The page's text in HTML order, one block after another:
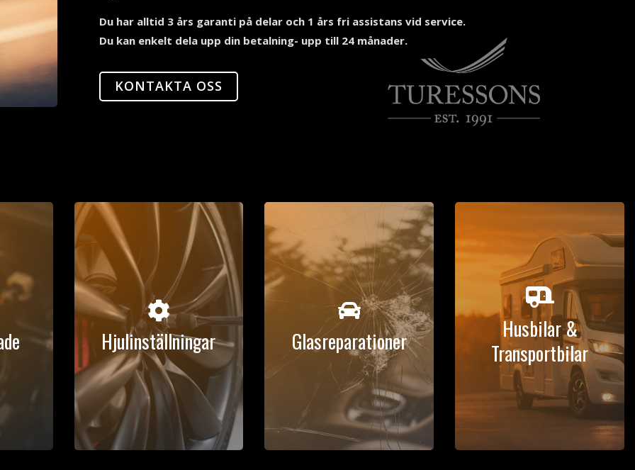
Du har alltid 3 års garanti på delar och 1 års fri assistans vid service.
Du kan enkelt dela upp din betalning- upp till 24 månader.
KONTAKTA OSS

Hjulinställningar

Glasreparationer

Husbilar &
Transportbilar